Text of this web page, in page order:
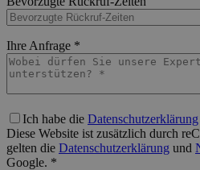
Ihre Anfrage *
Ich habe die Datenschutzerklärung
Diese Website ist zusätzlich durch
gelten die Datenschutzerklärung und
Google. *